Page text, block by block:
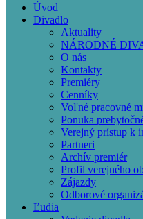
Úvod
Divadlo
Aktuality
NÁRODNÉ
O nás
Kontakty
Premiéry
Cenníky
Voľné pracovné
Ponuka
Verejný prístup k
Partneri
Archív premiér
Profil verejného
Zájazdy
Odborové
Ľudia